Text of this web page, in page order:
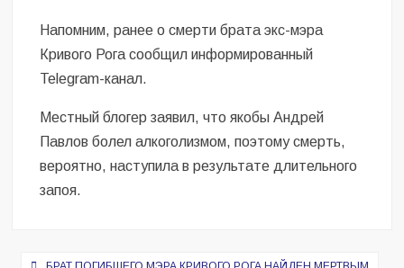
Напомним, ранее о смерти брата экс-мэра
Кривого Рога сообщил информированный
Telegram-канал.
Местный блогер заявил, что якобы Андрей
Павлов болел алкоголизмом, поэтому смерть,
вероятно, наступила в результате длительного
запоя.